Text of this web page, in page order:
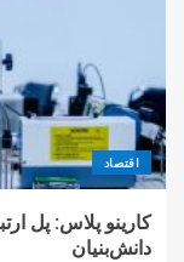
اقتصاد
کارینو پلاس: پل
دانش‌بنیان